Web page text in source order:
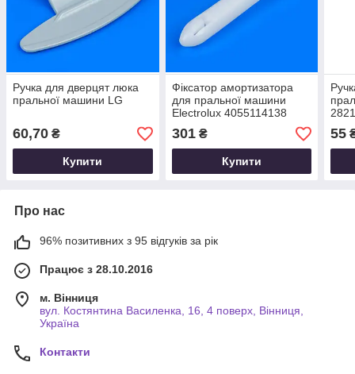
Ручка для дверцят люка
пральної машини LG
60,70 ₴
Купити
Фіксатор амортизатора
для пральної машини
Electrolux 4055114138
Original
301₴
Купити
55
Про нас
96% позитивних з 95 відгуків за рік
Працює з 28.10.2016
м. Вінниця
вул. Костянтина Василенка, 16, 4 поверх, Вінниця,
Україна
Контакти